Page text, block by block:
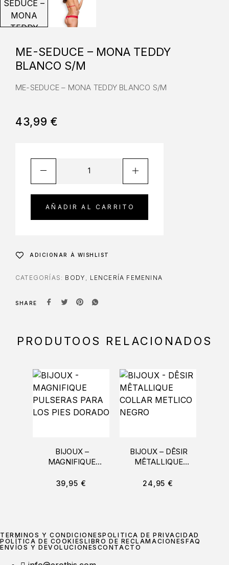
ME-SEDUCE – MONA TEDDY
BLANCO S/M
ME-SEDUCE – MONA TEDDY BLANCO S/M
43,99 €
AÑADIR AL CARRITO
ADICIONAR À WISHLIST
CATEGORÍAS: BODY LENCERÍA FEMENINA
SHARE
PRODUTOOS RELACIONADOS
BIJOUX –
MAGNIFIQUE
LOS PIES DORADO
39,95 €
BIJOUX – DÊSIR
MÊTALLIQUE
NEGRO
24,95 €
TÉRMINOS Y CONDICIONESPOLÍTICA DE PRIVACIDAD
POLÍTICA DE COOKIES LIBRO DE RECLAMACIONES FAQ
ENVÍOS Y DEVOLUCIONES CONTACTO